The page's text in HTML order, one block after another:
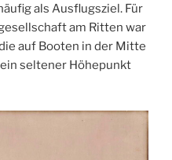
als Ausflugsziel. Für
am Ritten war
auf Booten in der Mitte
seltener Höhepunkt